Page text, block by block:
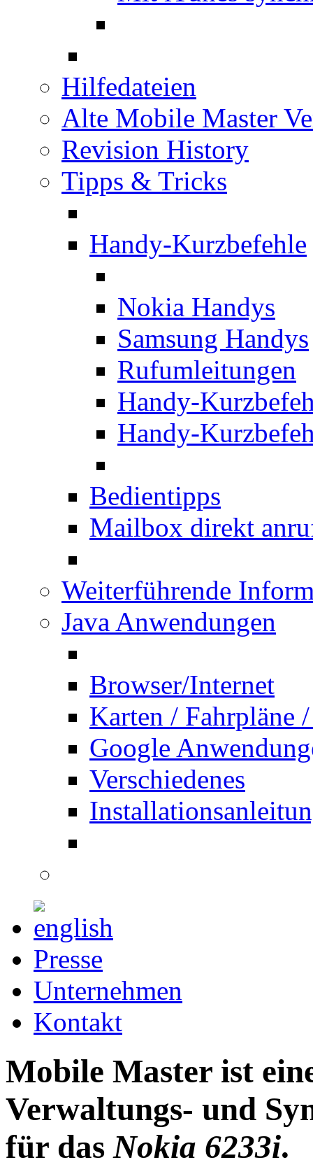
Hilfedateien
Alte Mobile Master
Revision History
Tipps & Tricks
Handy-Kurzbefehle
Nokia Handys
Samsung Handys
Rufumleitungen
Handy-
Handy-
Bedientipps
Mailbox direkt
Weiterführende
Java Anwendungen
Browser/Internet
Karten / Fahrpläne
Google
Verschiedenes
Presse
Unternehmen
Kontakt
Mobile Master ist
Verwaltungs- und
für dasNokia 6233i.